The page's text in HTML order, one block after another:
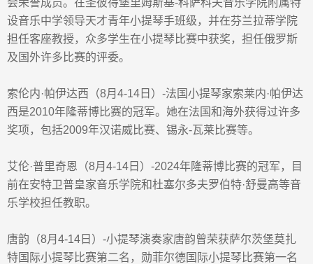
会荣誉成员。 在圣彼得堡里姆斯基-科萨科夫音乐学院附属特
设音乐中学领导天才青年小提琴手班级，并在芬兰拉蒂学院
担任客座教授 ， 众多学生在小提琴比赛中获奖 ， 担任俄罗斯
及国外许多比赛的评委。
索伦内·帕伊达西 （8月 4-14 日） -法国小提琴家索莱内·帕伊达
西是2010年隆蒂博比赛的冠军。她在法国和海外获得过许多
奖项，包括2009年汉诺威比赛、锡永-瓦莱比赛等。
艾伦·普里奇恩 （8月 4-14 日） -2024年隆蒂博比赛的冠军，目
前在安特卫普皇家音乐学院和杜塞尔多夫罗伯特·舒曼高等音
乐学校担任教职。
唐韵（8月 4-14 日） -小提琴演奏家唐韵曾荣获萨尔茨堡莫扎
特国际小提琴比赛第二名，勋菲尔德国际小提琴比赛第一名